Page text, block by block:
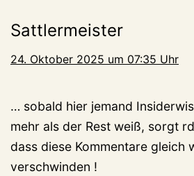
Sattlermeister
24. Oktober 2025 um 07:35 Uhr
… sobald hier jemand
mehr als der Rest weiß, sorgt
dass diese Kommentare gleich
verschwinden !